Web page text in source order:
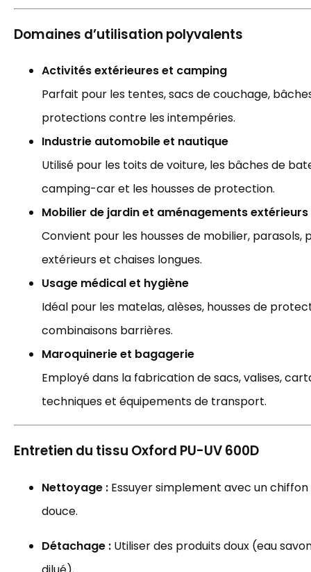
Domaines d’utilisation polyvalents
Activités extérieures et camping
Parfait pour les tentes, sacs de couchage,
protections contre les intempéries.
Industrie automobile et nautique
Utilisé pour les toits de voiture, les bâches de
camping-car et les housses de protection.
Mobilier de jardin et aménagements extérieurs
Convient pour les housses de mobilier, parasols,
extérieurs et chaises longues.
Usage médical et hygiène
Idéal pour les matelas, alèses, housses de
combinaisons barrières.
Maroquinerie et bagagerie
Employé dans la fabrication de sacs, valises,
techniques et équipements de transport.
Entretien du tissu Oxford PU-UV 600D
Nettoyage : Essuyer simplement avec un
douce.
Détachage : Utiliser des produits doux (eau